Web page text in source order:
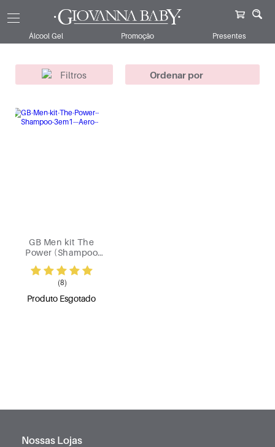
Álcool Gel Promoção Presentes
Giovanna Baby Kits Dia dos Pais Power
Filtros
GB Men kit The
Power (Shampoo
(8)
Produto Esgotado
Nossas Lojas